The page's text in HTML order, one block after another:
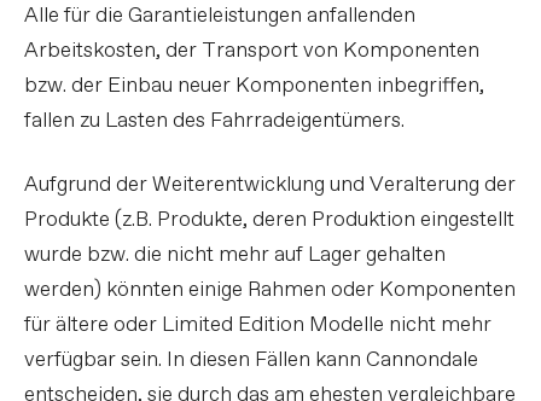
Alle für die Garantieleistungen anfallenden
Arbeitskosten, der Transport von Komponenten
bzw. der Einbau neuer Komponenten inbegriffen,
fallen zu Lasten des Fahrradeigentümers.
Aufgrund der Weiterentwicklung und Veralterung der
Produkte (z.B. Produkte, deren Produktion eingestellt
wurde bzw. die nicht mehr auf Lager gehalten
werden) könnten einige Rahmen oder Komponenten
für ältere oder Limited Edition Modelle nicht mehr
verfügbar sein. In diesen Fällen kann Cannondale